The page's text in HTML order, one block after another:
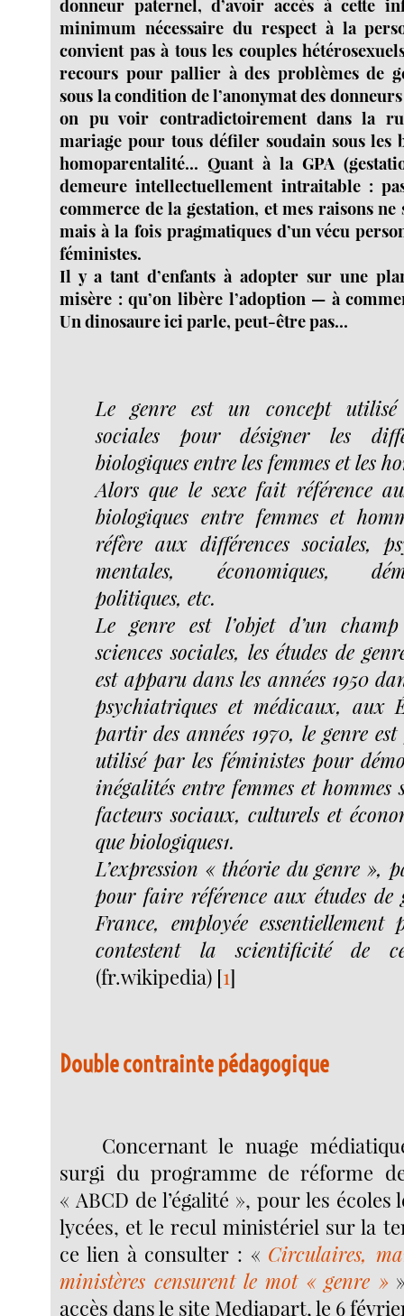
donneur paternel, d’avoir accès à cette
minimum nécessaire du respect à la
convient pas à tous les couples
recours pour pallier à des problèmes de
sous la condition de l’anonymat des
on pu voir contradictoirement dans la
mariage pour tous défiler soudain sous les
homoparentalité... Quant à la GPA
demeure intellectuellement intraitable :
commerce de la gestation, et mes raisons ne
mais à la fois pragmatiques d’un vécu
féministes.
Il y a tant d’enfants à adopter sur une
misère : qu’on libère l’adoption — à
Un dinosaure ici parle, peut-être pas...
Le genre est un concept utilisé
sociales pour désigner les
biologiques entre les femmes et les
Alors que le sexe fait référence
biologiques entre femmes et
réfère aux différences sociales,
mentales, économiques,
politiques, etc.
Le genre est l’objet d’un champ
sciences sociales, les études de
est apparu dans les années 1950
psychiatriques et médicaux, aux
partir des années 1970, le genre
utilisé par les féministes pour
inégalités entre femmes et hommes
facteurs sociaux, culturels et
que biologiques1.
L’expression « théorie du genre »,
pour faire référence aux études de
France, employée
contestent la scientificité de
(fr.wikipedia) [1]
Double contrainte pédagogique
Concernant le nuage
surgi du programme de réforme de
« ABCD de l’égalité », pour les écoles
lycées, et le recul ministériel sur la
ce lien à consulter : « Circulaires,
ministères censurent le mot « genre »
accès dans le site Mediapart, le 6